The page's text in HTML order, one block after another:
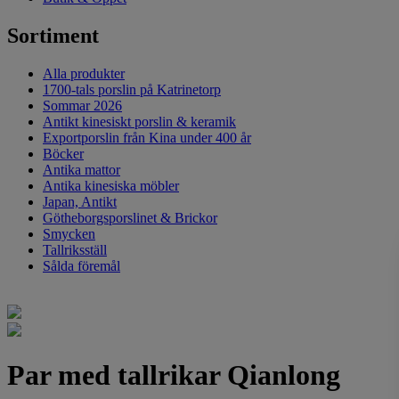
Sortiment
Alla produkter
1700-tals porslin på Katrinetorp
Sommar 2026
Antikt kinesiskt porslin & keramik
Exportporslin från Kina under 400 år
Böcker
Antika mattor
Antika kinesiska möbler
Japan, Antikt
Götheborgsporslinet & Brickor
Smycken
Tallriksställ
Sålda föremål
Par med tallrikar Qianlong